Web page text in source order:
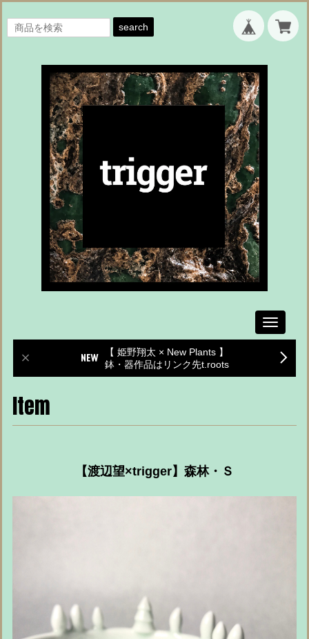
search
Toggle
【 姫野翔太 × New Plants 】
鉢・器作品はリンク先t.roots
Item
【渡辺望×trigger】森林・Ｓ